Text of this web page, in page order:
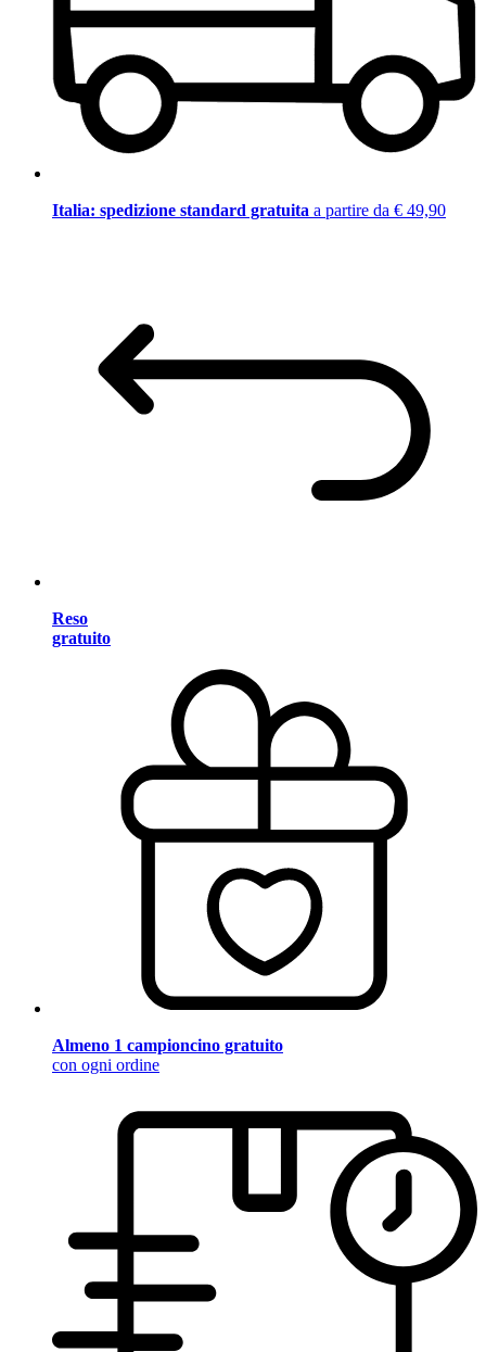
Italia: spedizione standard gratuita a partire da € 49,90
Reso
gratuito
Almeno 1 campioncino gratuito
con ogni ordine